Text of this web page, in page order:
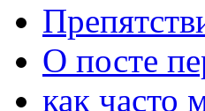
О посте
как часто